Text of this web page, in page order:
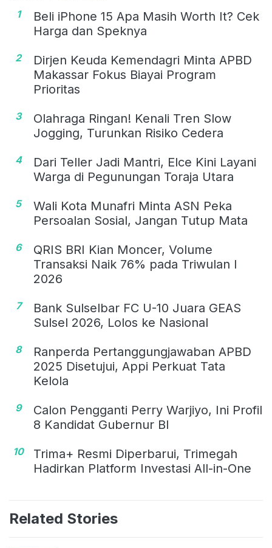
1
Beli iPhone 15 Apa Masih Worth It? Cek
Harga dan Speknya
2
Dirjen Keuda Kemendagri Minta APBD
Makassar Fokus Biayai Program
Prioritas
3
Olahraga Ringan! Kenali Tren Slow
Jogging, Turunkan Risiko Cedera
4
Dari Teller Jadi Mantri, Elce Kini Layani
Warga di Pegunungan Toraja Utara
5
Wali Kota Munafri Minta ASN Peka
Persoalan Sosial, Jangan Tutup Mata
6
QRIS BRI Kian Moncer, Volume
Transaksi Naik 76% pada Triwulan I
2026
7
Bank Sulselbar FC U-10 Juara GEAS
Sulsel 2026, Lolos ke Nasional
8
Ranperda Pertanggungjawaban APBD
2025 Disetujui, Appi Perkuat Tata
Kelola
9
Calon Pengganti Perry Warjiyo, Ini Profil
8 Kandidat Gubernur BI
10
Trima+ Resmi Diperbarui, Trimegah
Hadirkan Platform Investasi All-in-One
Related Stories